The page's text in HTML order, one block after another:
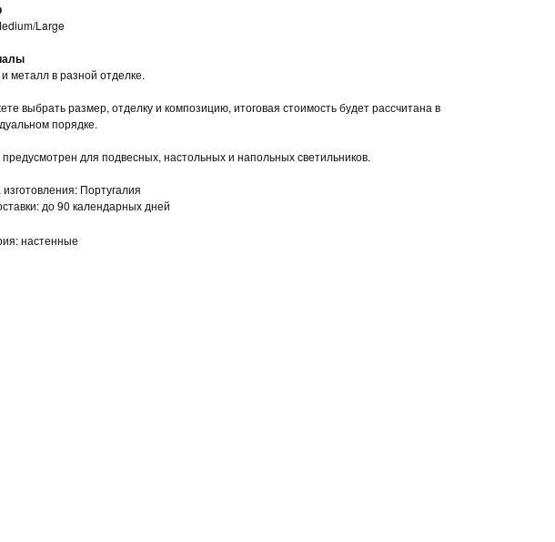
Large
металл в разной отделке.
выбрать размер, отделку и композицию, итоговая стоимость будет рассчитана в
порядке.
для подвесных, настольных и напольных светильников.
Португалия
до 90 календарных дней
настенные